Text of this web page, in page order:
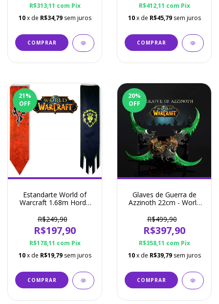
R$313,11 com Pix
10 x de R$34,79 sem juros
R$412,11 com Pix
10 x de R$45,79 sem juros
21%
OFF
Estandarte World of
Warcraft 1.68m Horda
R$249,90
R$197,90
R$178,11 com Pix
10 x de R$19,79 sem juros
COMPRAR
20%
OFF
Glaves de Guerra de
Azzinoth 22cm - World
R$499,90
R$397,90
R$358,11 com Pix
10 x de R$39,79 sem juros